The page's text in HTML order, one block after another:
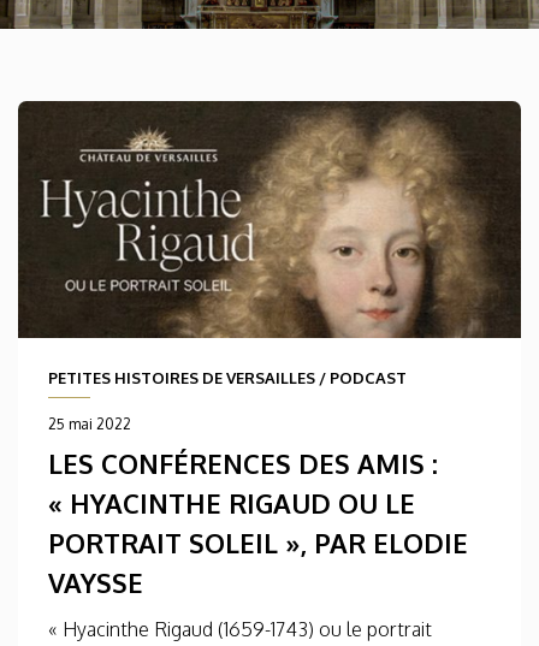
PETITES HISTOIRES DE VERSAILLES / PODCAST
25 mai 2022
LES CONFÉRENCES DES AMIS :
« HYACINTHE RIGAUD OU LE
PORTRAIT SOLEIL », PAR ELODIE
VAYSSE
« Hyacinthe Rigaud (1659-1743) ou le portrait